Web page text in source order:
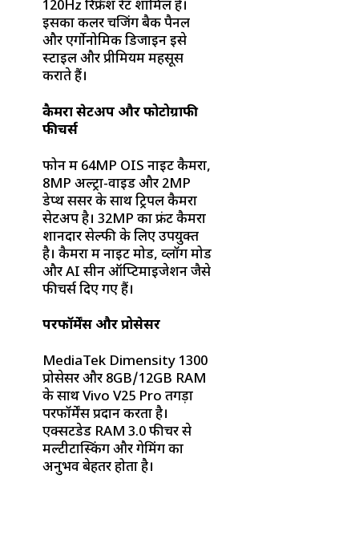
120Hz रिफ्रेश रेट शामिल है।
इसका कलर चेंजिंग बैक पैनल
और एर्गोनोमिक डिजाइन इसे
स्टाइल और प्रीमियम महसूस
कराते हैं।
कैमरा सेटअप और फोटोग्राफी
फीचर्स
फोन में 64MP OIS नाइट कैमरा,
8MP अल्ट्रा-वाइड और 2MP
डेप्थ सेंसर के साथ ट्रिपल कैमरा
सेटअप है। 32MP का फ्रंट कैमरा
शानदार सेल्फी के लिए उपयुक्त
है। कैमरा में नाइट मोड, व्लॉग मोड
और AI सीन ऑप्टिमाइजेशन जैसे
फीचर्स दिए गए हैं।
परफॉर्मेंस और प्रोसेसर
MediaTek Dimensity 1300
प्रोसेसर और 8GB/12GB RAM
के साथ Vivo V25 Pro तगड़ा
परफॉर्मेंस प्रदान करता है।
एक्सटेंडेड RAM 3.0 फीचर से
मल्टीटास्किंग और गेमिंग का
अनुभव बेहतर होता है।